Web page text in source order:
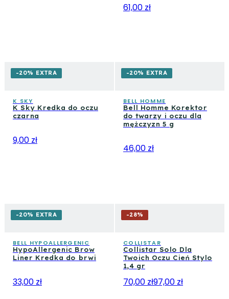
61,00 zł
-20% EXTRA
K SKY
K Sky Kredka do oczu
czarna
9,00 zł
-20% EXTRA
BELL HOMME
Bell Homme Korektor
do twarzy i oczu dla
mężczyzn 5 g
46,00 zł
-20% EXTRA
BELL HYPOALLERGENIC
HypoAllergenic Brow
Liner Kredka do brwi
33,00 zł
-28%
COLLISTAR
Collistar Solo Dla
Twoich Oczu Cień Stylo
1,4 gr
70,00 zł97,00 zł